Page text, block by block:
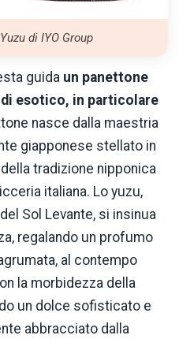
di IYO Group
guida un panettone
di esotico, in particolare
nasce dalla maestria
giapponese stellato in
tradizione nipponica
italiana. Lo yuzu,
Sol Levante, si insinua
regalando un profumo
al contempo
la morbidezza della
un dolce sofisticato e
abbracciato dalla